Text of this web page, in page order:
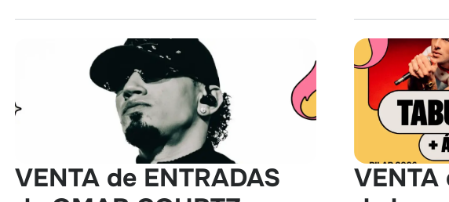
VENTA de ENTRADAS
VENTA